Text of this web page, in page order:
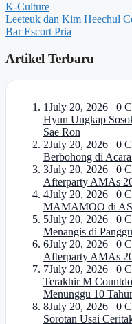
K-Culture
Leeteuk dan Kim Heechul
Bar Escort Pria
Artikel Terbaru
1July 20, 2026 0
Hyun Ungkap
Sae Ron
2July 20, 2026 0
Berbohong di
3July 20, 2026 0
Afterparty AMAs
4July 20, 2026 0
MAMAMOO di AS
5July 20, 2026 0
Menangis di
6July 20, 2026 0
Afterparty AMAs
7July 20, 2026 0
Terakhir M
Menunggu 10
8July 20, 2026 0
Sorotan Usai